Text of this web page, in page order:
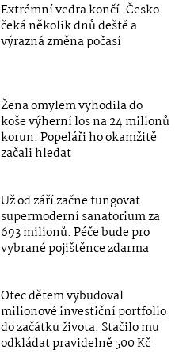
Extrémní vedra končí. Česko
čeká několik dnů deště a
výrazná změna počasí
Žena omylem vyhodila do
koše výherní los na 24 milionů
korun. Popeláři ho okamžitě
začali hledat
Už od září začne fungovat
supermoderní sanatorium za
693 milionů. Péče bude pro
vybrané pojištěnce zdarma
Otec dětem vybudoval
milionové investiční portfolio
do začátku života. Stačilo mu
odkládat pravidelně 500 Kč